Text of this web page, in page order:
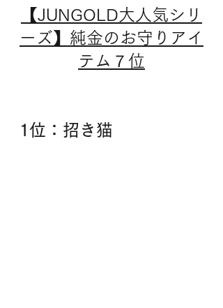
【JUNGOLD大人気シリ
ーズ】純金のお守りアイ
テム７位
1位：招き猫